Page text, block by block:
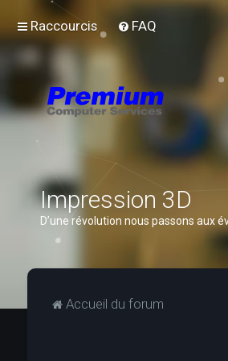
Raccourcis FAQ
Impression 3D
D’une révolution nous passons aux
Accueil du forum